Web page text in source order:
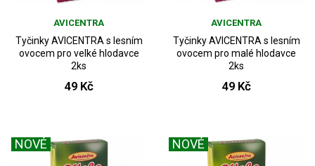
AVICENTRA
Tyčinky AVICENTRA s lesním
ovocem pro velké hlodavce
2ks
49 Kč
AVICENTRA
Tyčinky AVICENTRA s lesním
ovocem pro malé hlodavce
2ks
49 Kč
NOVÉ NOVÉ